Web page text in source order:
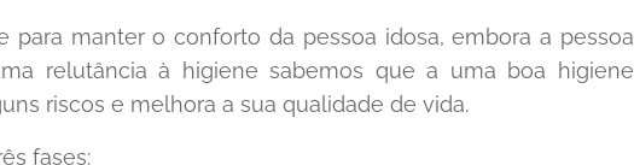
manter o conforto da pessoa idosa, embora a pessoa
relutância à higiene sabemos que a uma boa higiene
riscos e melhora a sua qualidade de vida.
fases: